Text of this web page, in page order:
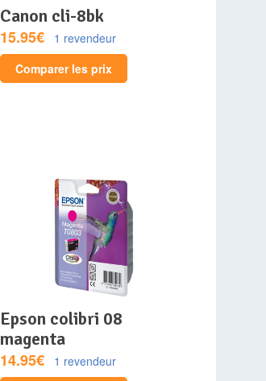
canon cli-8bk
15.95€
1 revendeur
Comparer les prix
epson colibri 08
magenta
14.95€
1 revendeur